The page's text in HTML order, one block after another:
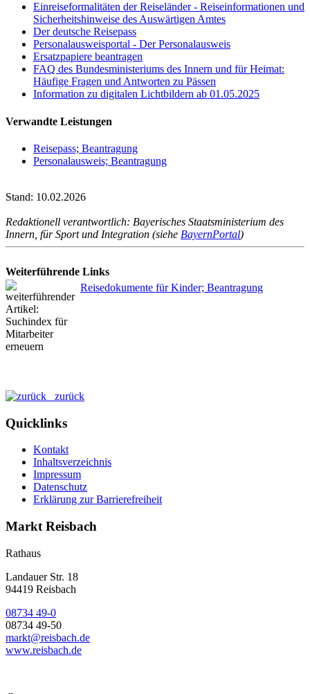
Einreiseformalitäten der Reiseländer - Reiseinformationen und
Sicherheitshinweise des Auswärtigen Amtes
Der deutsche Reisepass
Personalausweisportal - Der Personalausweis
Ersatzpapiere beantragen
FAQ des Bundesministeriums des Innern und für Heimat:
Häufige Fragen und Antworten zu Pässen
Information zu digitalen Lichtbildern ab 01.05.2025
Verwandte Leistungen
Reisepass; Beantragung
Personalausweis; Beantragung
Stand: 10.02.2026
Redaktionell verantwortlich: Bayerisches Staatsministerium des
Innern, für Sport und Integration (siehe BayernPortal)
Weiterführende Links
Reisedokumente für Kinder; Beantragung
zurück
Quicklinks
Kontakt
Inhaltsverzeichnis
Impressum
Datenschutz
Erklärung zur Barrierefreiheit
Markt Reisbach
Rathaus
Landauer Str. 18
94419 Reisbach
08734 49-0
08734 49-50
markt@reisbach.de
www.reisbach.de